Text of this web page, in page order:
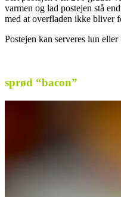
varmen og lad postejen stå
med at overfladen ikke bliver
Postejen kan serveres lun
sprød “bacon”